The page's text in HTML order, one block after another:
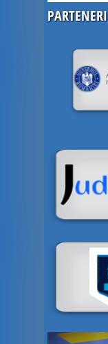
PARTENERI